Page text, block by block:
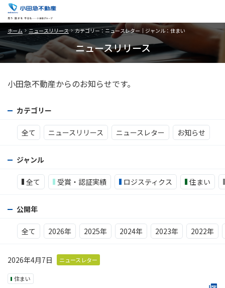
ホーム ニュースリリース カテゴリー：ニュースレター｜ジャンル：住まい
ニュースリリース
小田急不動産からのお知らせです。
カテゴリー
全て ニュースリリース ニュースレター お知らせ
ジャンル
全て 受賞・認証実績 ロジスティクス 住まい
公開年
全て 2026年 2025年 2024年 2023年 2022年
2026年4月7日 ニュースレター
住まい